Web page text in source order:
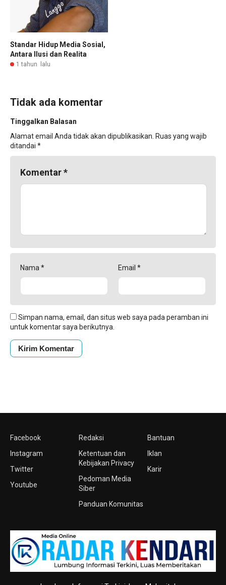
Standar Hidup Media Sosial,
Antara Ilusi dan Realita
1 tahun lalu
Tidak ada komentar
Tinggalkan Balasan
Alamat email Anda tidak akan dipublikasikan. Ruas yang wajib
ditandai *
Komentar*
Nama * Email *
Simpan nama, email, dan situs web saya pada peramban ini
untuk komentar saya berikutnya.
Facebook
Instagram
Twitter
Youtube
Redaksi
Ketentuan dan
Kebijakan Privacy
Pedoman Media
Siber
Panduan Komunitas
Bantuan
Iklan
Karir